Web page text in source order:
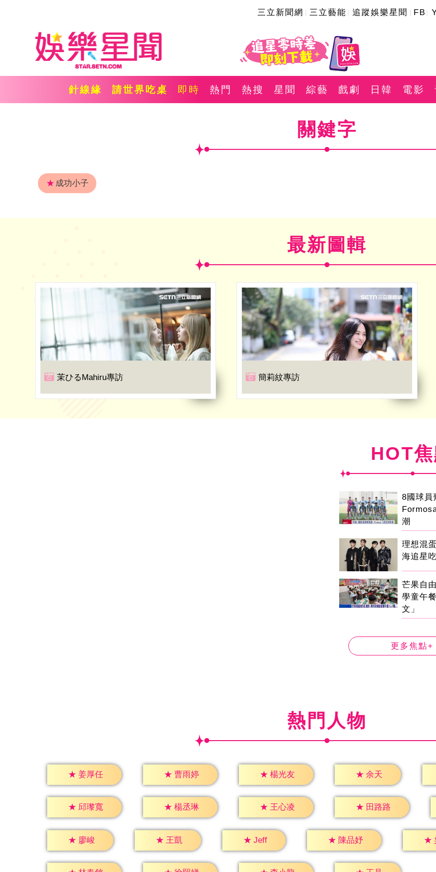
三立新聞網 三立藝能 追蹤娛樂星聞 FB
針線緣 請世界吃桌 即時 熱門 熱搜 星聞 綜藝 戲劇 日韓 電影
關鍵字
★ 成功小子
最新圖輯
茉ひるMahiru專訪 簡莉紋專訪
HOT
8國球
潮
理想混
海追星
芒果自
學童午
文」
更多焦點+
熱門人物
★ 姜厚任 ★ 曹雨婷 ★ 楊光友 ★ 余天
★ 邱瓈寬 ★ 楊丞琳 ★ 王心凌 ★ 田路路
★ 廖峻 ★ 王凱 ★ Jeff ★ 陳品妤 ★